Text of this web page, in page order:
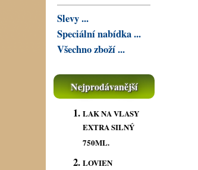
Slevy ...
Speciální nabídka ...
Všechno zboží ...
Nejprodávanější
LAK NA VLASY
EXTRA SILNÝ
750ML.
LOVIEN